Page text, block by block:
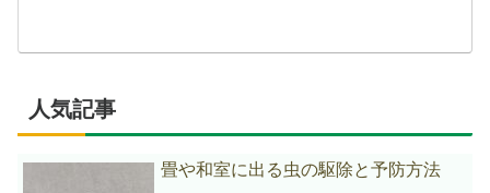
人気記事
畳や和室に出る虫の駆除と予防方法